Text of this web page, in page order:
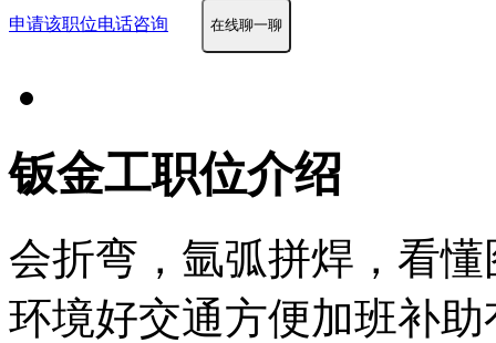
申请该职位电话咨询 在线聊一聊
钣金工职位介绍
会折弯，氩弧拼焊，看懂
环境好交通方便加班补助